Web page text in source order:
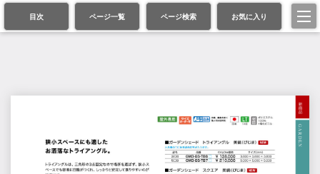
目次 ページ一覧 ページ検索 お気に入り